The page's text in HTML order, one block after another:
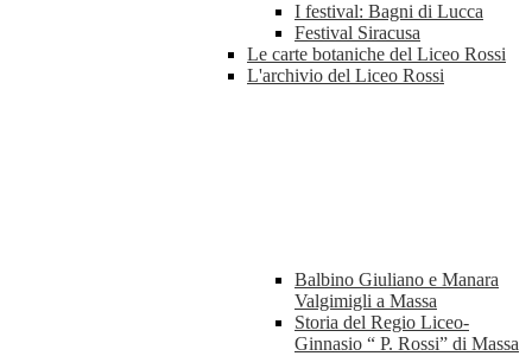
I festival: Bagni di Lucca
Festival Siracusa
Le carte botaniche del Liceo Rossi
L'archivio del Liceo Rossi
Balbino Giuliano e Manara
Valgimigli a Massa
Storia del Regio Liceo-
Ginnasio “ P. Rossi” di Massa